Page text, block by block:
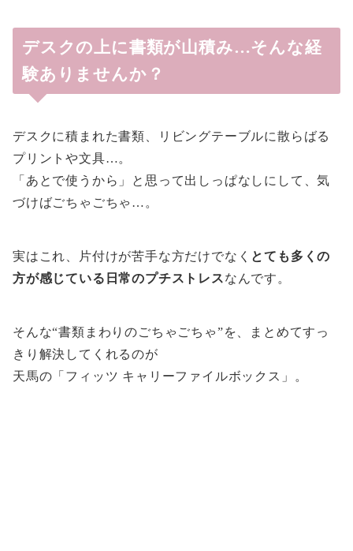
デスクの上に書類が山積み…そんな経
験ありませんか？
デスクに積まれた書類、リビングテーブルに散らばる
プリントや文具…。
「あとで使うから」と思って出しっぱなしにして、気
づけばごちゃごちゃ…。
実はこれ、片付けが苦手な方だけでなく とても多くの
方が感じている日常のプチストレスなんです。
そんな“書類まわりのごちゃごちゃ”を、まとめてすっ
きり解決してくれるのが
天馬の「フィッツ キャリーファイルボックス」。